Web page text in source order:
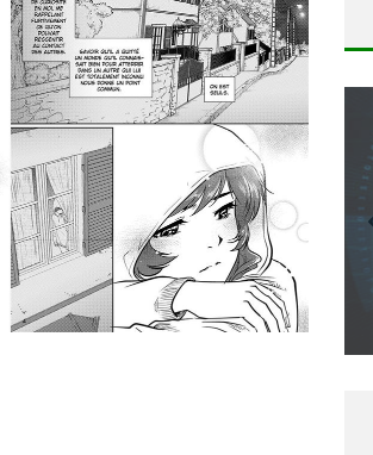
: CALENDRIER DE L’AVENT – UNE
JEU « GRID, ULTIMATE EDITION »
SUR XBOX ONE OU PS4
Daily Passions